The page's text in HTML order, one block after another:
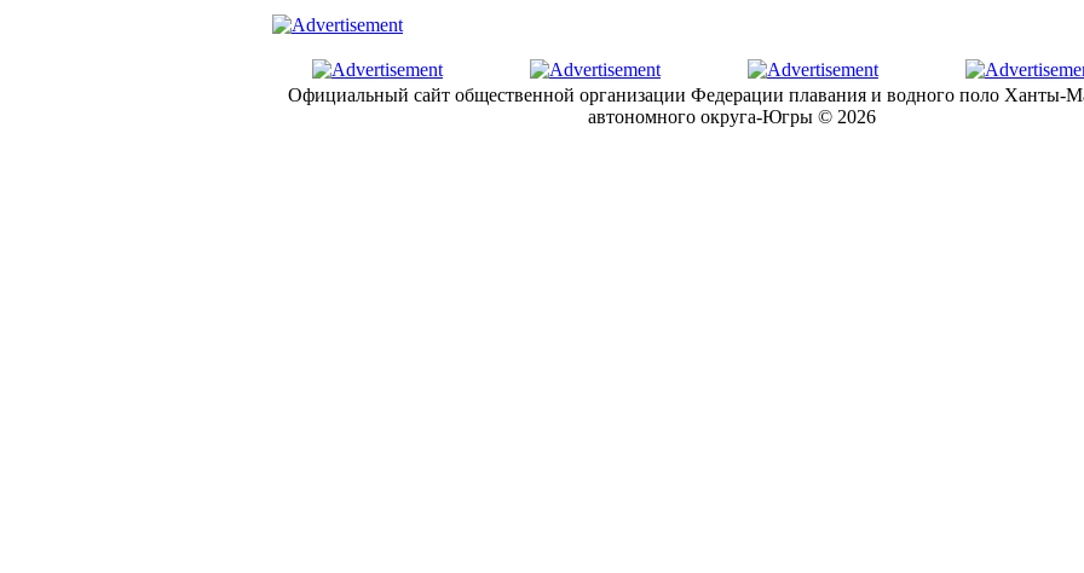
Официальный сайт общественной организации Федерации плавания и водного поло Ханты-
автономного округа-Югры © 2026